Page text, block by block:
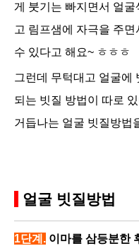
게 붓기는 빠지면서 얼
고 림프샘에 자극을 주
수 있다고 해요~ ㅎㅎㅎ
그런데 무턱대고 얼굴에
되는 빗질 방법이 따로
거듭나는 얼굴 빗질방법
얼굴 빗질방법
1단계. 이마를 삼등분한